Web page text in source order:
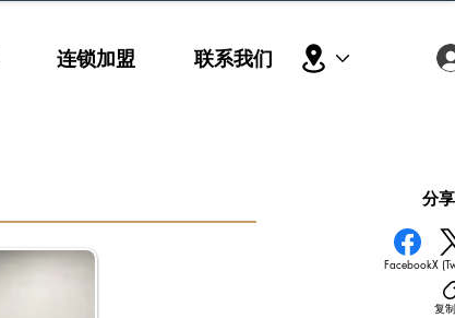
连锁加盟 联系我们
分
FacebookX
复